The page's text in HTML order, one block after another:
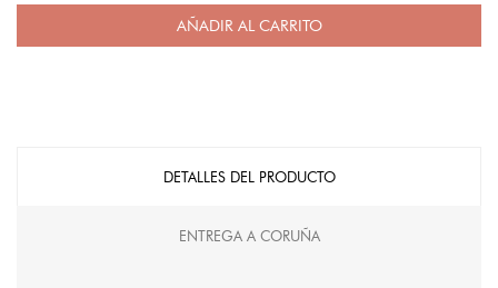
AÑADIR AL CARRITO
DETALLES DEL PRODUCTO
ENTREGA A CORUÑA